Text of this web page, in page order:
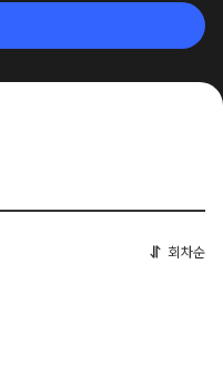
회차순